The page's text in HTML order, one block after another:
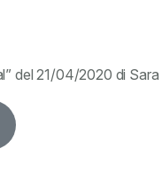
del 21/04/2020 di Sara